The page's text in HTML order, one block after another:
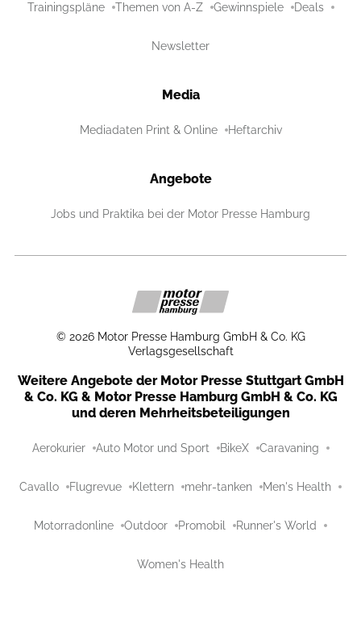
Trainingspläne Themen von A-Z Gewinnspiele Deals
Newsletter
Media
Mediadaten Print & Online Heftarchiv
Angebote
Jobs und Praktika bei der Motor Presse Hamburg
© 2026 Motor Presse Hamburg GmbH & Co. KG
Verlagsgesellschaft
Weitere Angebote der Motor Presse Stuttgart GmbH
& Co. KG & Motor Presse Hamburg GmbH & Co. KG
und deren Mehrheitsbeteiligungen
Aerokurier Auto Motor und Sport BikeX Caravaning
Cavallo Flugrevue Klettern mehr-tanken Men's Health
Motorradonline Outdoor Promobil Runner's World
Women's Health